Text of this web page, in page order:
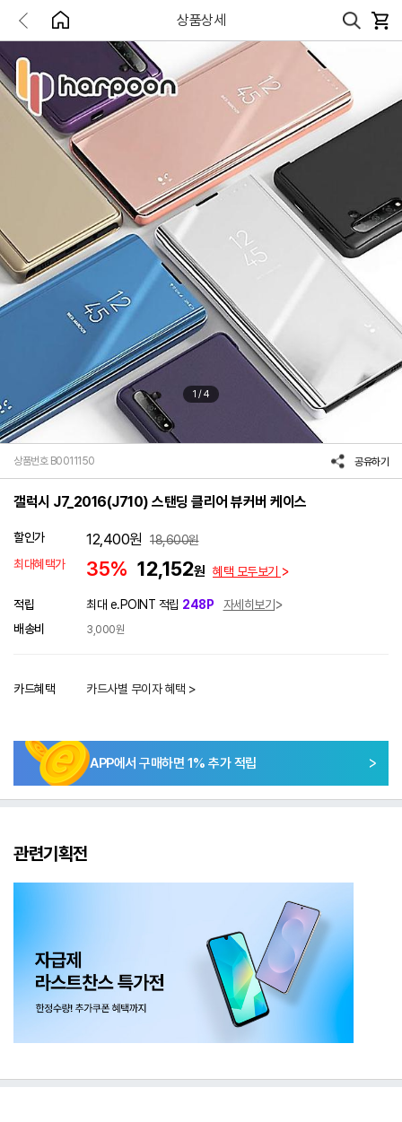
상품상세
1 /4
상품번호 B0011150 공유하기
갤럭시 J7_2016(J710) 스탠딩 클리어 뷰커버 케이스
할인가 12,400원 18,600원
최대혜택가
35% 12,152원 혜택 모두보기
적립 최대 e.POINT 적립 248P
자세히보기
배송비
3,000원
카드혜택 카드사별 무이자 혜택 >
APP에서 구매하면 1% 추가 적립
관련기획전